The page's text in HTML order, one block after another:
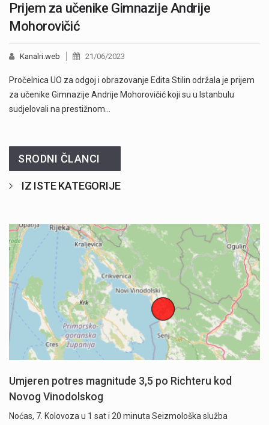
Prijem za učenike Gimnazije Andrije
Mohorovičić
Kanalri.web 21/06/2023
Pročelnica UO za odgoj i obrazovanje Edita Stilin održala je prijem
za učenike Gimnazije Andrije Mohorovičić koji su u Istanbulu
sudjelovali na prestižnom…
SRODNI ČLANCI
IZ ISTE KATEGORIJE
Umjeren potres magnitude 3,5 po Richteru kod
Novog Vinodolskog
Noćas, 7. Kolovoza u 1 sat i 20 minuta Seizmološka služba